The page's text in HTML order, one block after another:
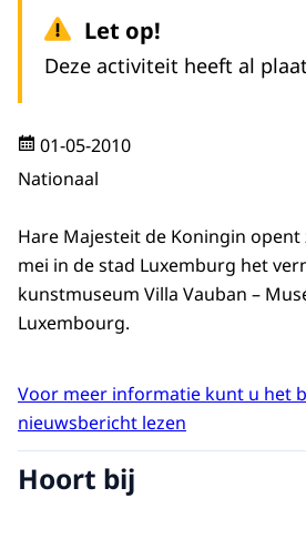
Let op!
Deze activiteit heeft al
01-05-2010
Nationaal
Hare Majesteit de Koningin
mei in de stad Luxemburg het
kunstmuseum Villa Vauban –
Luxembourg.
Voor meer informatie kunt u het
nieuwsbericht lezen
Hoort bij